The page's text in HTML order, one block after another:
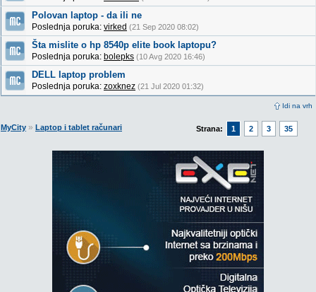
Idi na vrh
Polovan laptop - da ili ne
Poslednja poruka: virked (21 Sep 2020 08:02)
Šta mislite o hp 8540p elite book laptopu?
Poslednja poruka: bolepks (10 Avg 2020 16:46)
DELL laptop problem
Poslednja poruka: zoxknez (21 Jul 2020 01:32)
Strana: 1 2 3 35
MyCity » Laptop i tablet računari